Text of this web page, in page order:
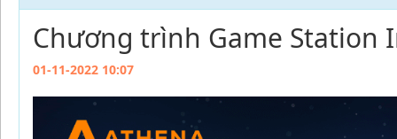
Chương trình Game Station
01-11-2022 10:07